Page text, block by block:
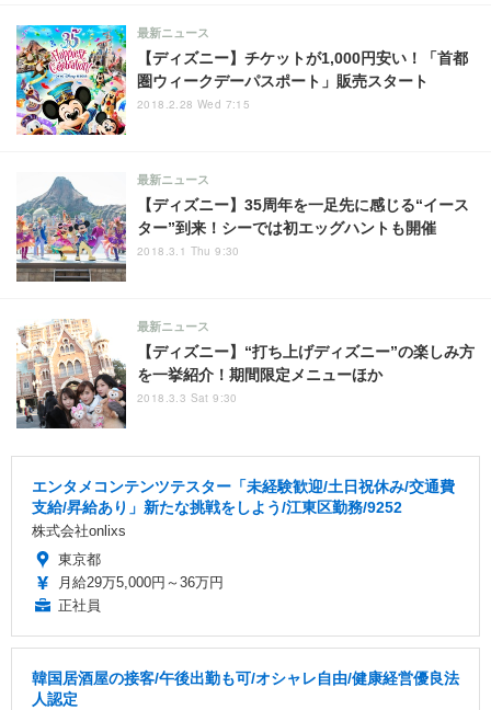
【ディズニー】チケットが1,000円安い！「首都
圏ウィークデーパスポート」販売スタート
最新ニュース
2018.2.28 Wed 7:15
【ディズニー】35周年を一足先に感じる“イース
ター”到来！シーでは初エッグハントも開催
最新ニュース
2018.3.1 Thu 9:30
【ディズニー】“打ち上げディズニー”の楽しみ方
を一挙紹介！期間限定メニューほか
最新ニュース
2018.3.3 Sat 9:30
エンタメコンテンツテスター「未経験歓迎/土日祝休み/交通費
支給/昇給あり」新たな挑戦をしよう/江東区勤務/9252
株式会社onlixs
東京都
月給29万5,000円～36万円
正社員
韓国居酒屋の接客/午後出勤も可/オシャレ自由/健康経営優良法
人認定